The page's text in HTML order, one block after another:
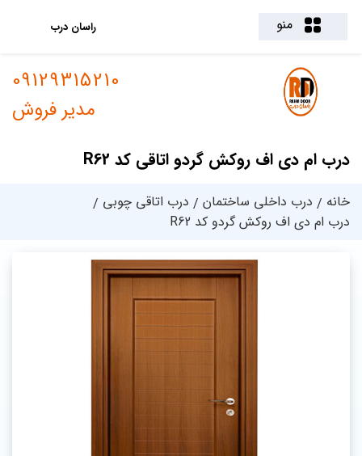
منو راسان درب
درب ام دی اف روکش گردو اتاقی کد R62
09129315210
مدیر فروش
خانه درب داخلی ساختمان
درب اتاقی چوبی
درب ام دی اف روکش گردو کد R62